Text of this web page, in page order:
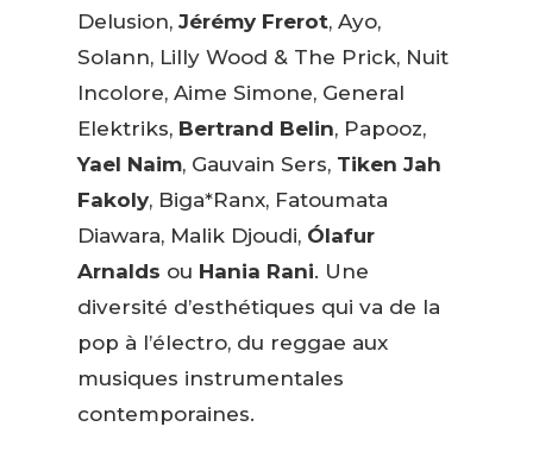
Delusion, Jérémy Frerot, Ayo,
Solann, Lilly Wood & The Prick, Nuit
Incolore, Aime Simone, General
Elektriks, Bertrand Belin, Papooz,
Yael Naim, Gauvain Sers, Tiken Jah
Fakoly, Biga*Ranx, Fatoumata
Diawara, Malik Djoudi, Ólafur
Arnalds ou Hania Rani. Une
diversité d’esthétiques qui va de la
pop à l’électro, du reggae aux
musiques instrumentales
contemporaines.